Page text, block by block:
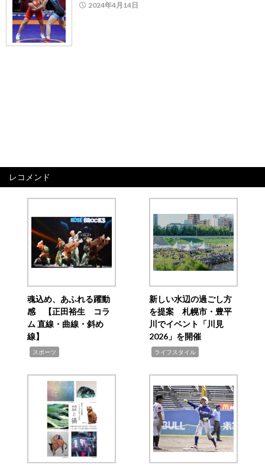
2024年4月14日
レコメンド
魂込め、あふれる躍動
感 【正田裕生 コラ
ム 直線・曲線・斜め
線】
スポーツ
新しい水辺の過ごし方
を提案 札幌市・豊平
川でイベント「川見
2026」を開催
ライフスタイル